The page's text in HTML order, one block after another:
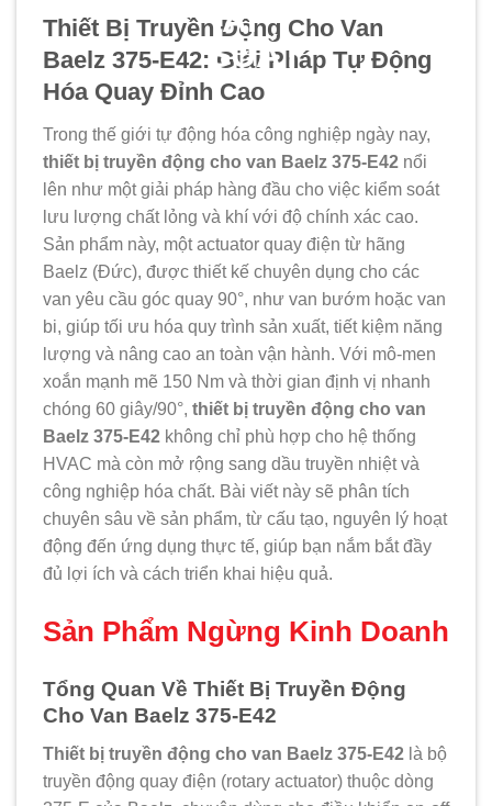
Thiết Bị Truyền Động Cho Van
Baelz 375-E42: Giải Pháp Tự Động
Hóa Quay Đỉnh Cao
Trong thế giới tự động hóa công nghiệp ngày nay,
thiết bị truyền động cho van Baelz 375-E42 nổi
lên như một giải pháp hàng đầu cho việc kiểm soát
lưu lượng chất lỏng và khí với độ chính xác cao.
Sản phẩm này, một actuator quay điện từ hãng
Baelz (Đức), được thiết kế chuyên dụng cho các
van yêu cầu góc quay 90°, như van bướm hoặc van
bi, giúp tối ưu hóa quy trình sản xuất, tiết kiệm năng
lượng và nâng cao an toàn vận hành. Với mô-men
xoắn mạnh mẽ 150 Nm và thời gian định vị nhanh
chóng 60 giây/90°, thiết bị truyền động cho van
Baelz 375-E42 không chỉ phù hợp cho hệ thống
HVAC mà còn mở rộng sang dầu truyền nhiệt và
công nghiệp hóa chất. Bài viết này sẽ phân tích
chuyên sâu về sản phẩm, từ cấu tạo, nguyên lý hoạt
động đến ứng dụng thực tế, giúp bạn nắm bắt đầy
đủ lợi ích và cách triển khai hiệu quả.
Sản Phẩm Ngừng Kinh Doanh
Tổng Quan Về Thiết Bị Truyền Động
Cho Van Baelz 375-E42
Thiết bị truyền động cho van Baelz 375-E42 là bộ
truyền động quay điện (rotary actuator) thuộc dòng